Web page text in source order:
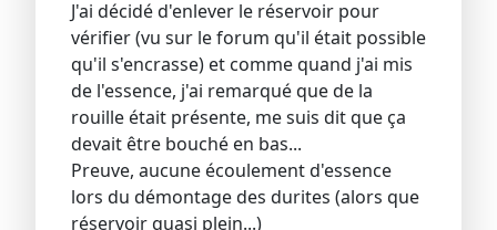
J'ai décidé d'enlever le réservoir pour
vérifier (vu sur le forum qu'il était possible
qu'il s'encrasse) et comme quand j'ai mis
de l'essence, j'ai remarqué que de la
rouille était présente, me suis dit que ça
devait être bouché en bas...
Preuve, aucune écoulement d'essence
lors du démontage des durites (alors que
réservoir quasi plein...)